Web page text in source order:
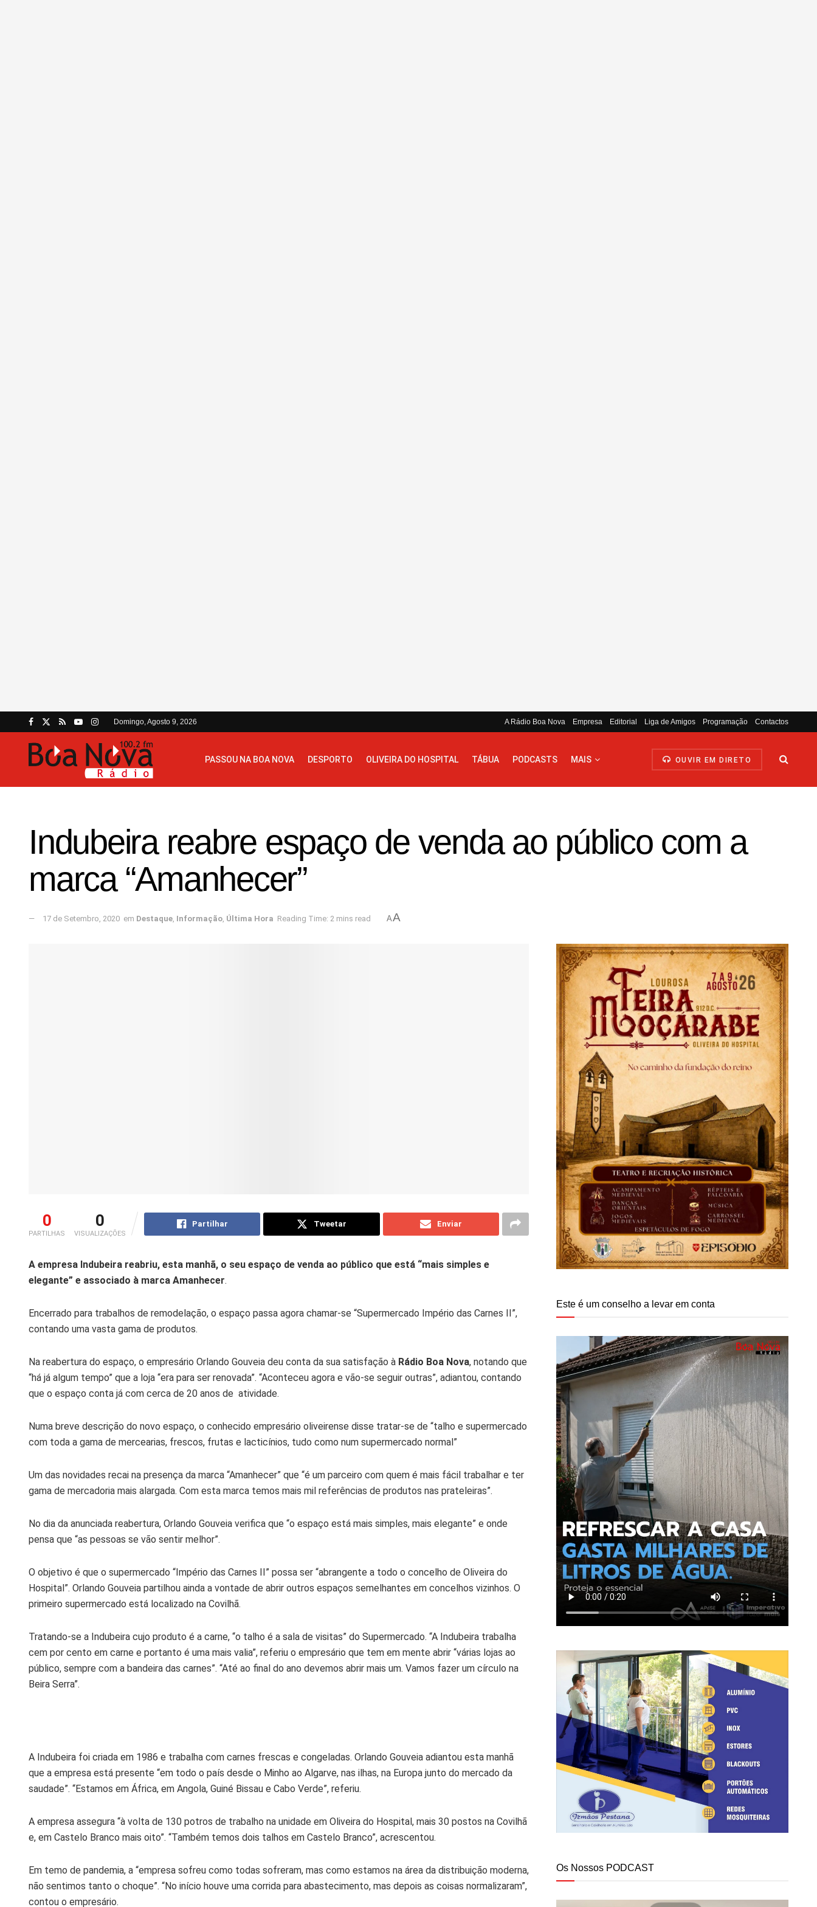
Domingo, Agosto 9, 2026 A Rádio Boa Nova Empresa Editorial Liga de Amigos Programação Contactos
PASSOU NA BOA NOVA DESPORTO OLIVEIRA DO HOSPITAL TÁBUA PODCASTS MAIS OUVIR EM DIRETO
Indubeira reabre espaço de venda ao público com a
marca “Amanhecer”
17 de Setembro, 2020 em Destaque, Informação, Última Hora Reading Time: 2 mins read AA
0
PARTILHAS
0
VISUALIZAÇÕES
Partilhar Tweetar Enviar
A empresa Indubeira reabriu, esta manhã, o seu espaço de venda ao público que está “mais simples e
elegante” e associado à marca Amanhecer.
Encerrado para trabalhos de remodelação, o espaço passa agora chamar-se “Supermercado Império das Carnes II”,
contando uma vasta gama de produtos.
Na reabertura do espaço, o empresário Orlando Gouveia deu conta da sua satisfação à Rádio Boa Nova, notando que
“há já algum tempo” que a loja “era para ser renovada”. “Aconteceu agora e vão-se seguir outras”, adiantou, contando
que o espaço conta já com cerca de 20 anos de atividade.
Numa breve descrição do novo espaço, o conhecido empresário oliveirense disse tratar-se de “talho e supermercado
com toda a gama de mercearias, frescos, frutas e lacticínios, tudo como num supermercado normal”
Um das novidades recai na presença da marca “Amanhecer” que “é um parceiro com quem é mais fácil trabalhar e ter
gama de mercadoria mais alargada. Com esta marca temos mais mil referências de produtos nas prateleiras”.
No dia da anunciada reabertura, Orlando Gouveia verifica que “o espaço está mais simples, mais elegante” e onde
pensa que “as pessoas se vão sentir melhor”.
O objetivo é que o supermercado “Império das Carnes II” possa ser “abrangente a todo o concelho de Oliveira do
Hospital”. Orlando Gouveia partilhou ainda a vontade de abrir outros espaços semelhantes em concelhos vizinhos. O
primeiro supermercado está localizado na Covilhã.
Tratando-se a Indubeira cujo produto é a carne, “o talho é a sala de visitas” do Supermercado. “A Indubeira trabalha
cem por cento em carne e portanto é uma mais valia”, referiu o empresário que tem em mente abrir “várias lojas ao
público, sempre com a bandeira das carnes”. “Até ao final do ano devemos abrir mais um. Vamos fazer um círculo na
Beira Serra”.
A Indubeira foi criada em 1986 e trabalha com carnes frescas e congeladas. Orlando Gouveia adiantou esta manhã
que a empresa está presente “em todo o país desde o Minho ao Algarve, nas ilhas, na Europa junto do mercado da
saudade”. “Estamos em África, em Angola, Guiné Bissau e Cabo Verde”, referiu.
A empresa assegura “à volta de 130 potros de trabalho na unidade em Oliveira do Hospital, mais 30 postos na Covilhã
e, em Castelo Branco mais oito”. “Também temos dois talhos em Castelo Branco”, acrescentou.
Em temo de pandemia, a “empresa sofreu como todas sofreram, mas como estamos na área da distribuição moderna,
não sentimos tanto o choque”. “No início houve uma corrida para abastecimento, mas depois as coisas normalizaram”,
contou o empresário.
Este é um conselho a levar em conta
Os Nossos PODCAST